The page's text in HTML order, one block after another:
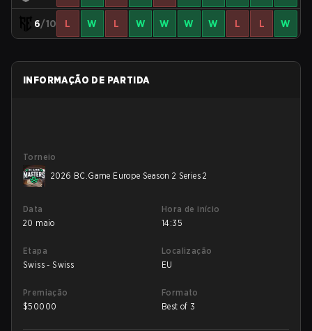
6/10 L W L W W W W L L W
INFORMAÇÃO DE PARTIDA
Torneio
2026 BC.Game Europe Season 2 Series 2
Data
20 maio
Hora de início
14:35
Etapa
Swiss - Swiss
Localização
EU
Premiação
$50000
Formato
Best of 3